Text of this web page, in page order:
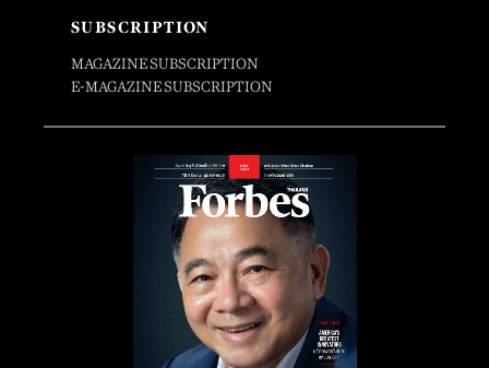
SUBSCRIPTION
MAGAZINE SUBSCRIPTION
E-MAGAZINE SUBSCRIPTION